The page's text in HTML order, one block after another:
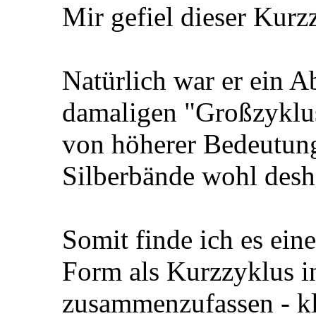
Mir gefiel dieser
Natürlich war er ein
damaligen
von höherer
Silberbände wohl
Somit finde ich es
Form als Kurzzyklus
zusammenzufassen -